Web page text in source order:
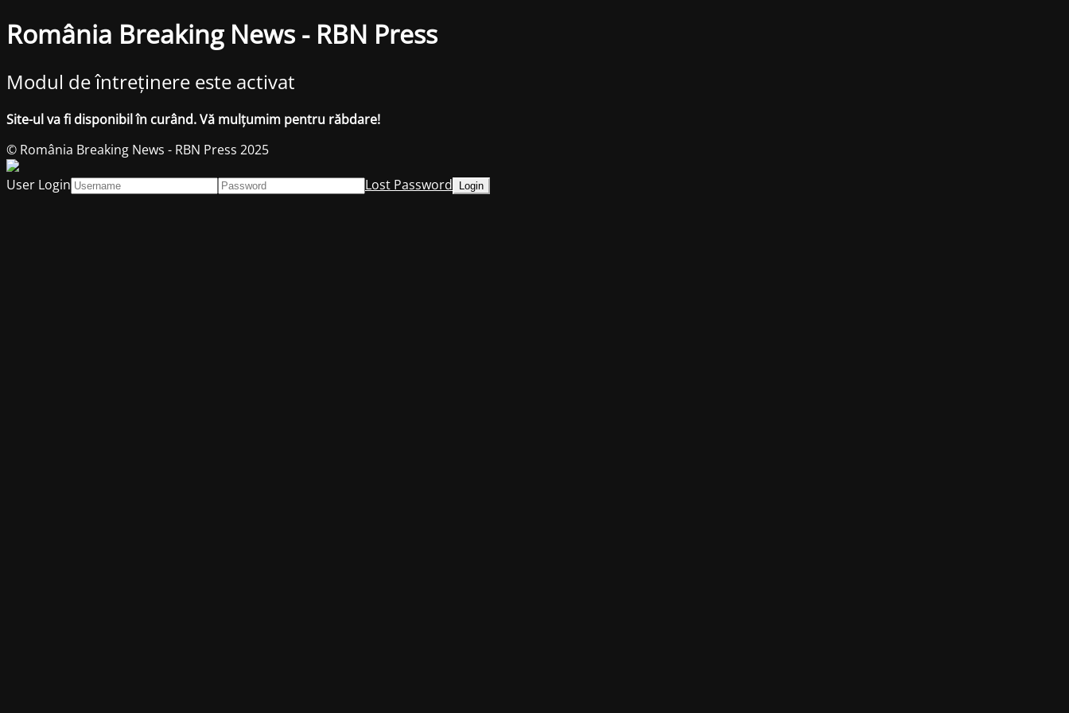
România Breaking News - RBN Press
Modul de întreținere este activat
Site-ul va fi disponibil în curând. Vă mulțumim pentru răbdare!
© România Breaking News - RBN Press 2025
User Login
Lost Password